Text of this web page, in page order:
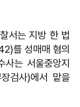
서는 지방 한 법
를 성매매 혐의
는 서울중앙지
검사)에서 맡을